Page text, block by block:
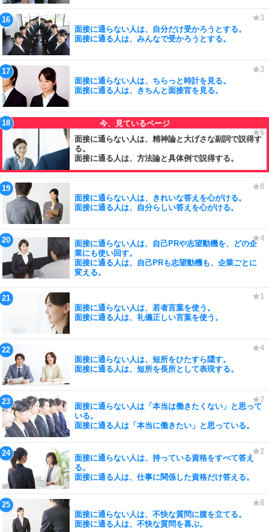
面接に通らない人は、自分だけ受かろうとする。
面接に通る人は、みんなで受かろうとする。
面接に通らない人は、ちらっと時計を見る。
面接に通る人は、きちんと面接官を見る。
面接に通らない人は、精神論と大げさな副詞で説得す
る。
面接に通る人は、方法論と具体例で説得する。
面接に通らない人は、きれいな答えを心がける。
面接に通る人は、自分らしい答えを心がける。
面接に通らない人は、自己PRや志望動機を、どの企
業にも使い回す。
面接に通る人は、自己PRも志望動機も、企業ごとに
変える。
面接に通らない人は、若者言葉を使う。
面接に通る人は、礼儀正しい言葉を使う。
面接に通らない人は、短所をひたすら隠す。
面接に通る人は、短所を長所として表現する。
面接に通らない人は「本当は働きたくない」と思って
いる。
面接に通る人は「本当に働きたい」と思っている。
面接に通らない人は、持っている資格をすべて答え
る。
面接に通る人は、仕事に関係した資格だけ答える。
面接に通らない人は、不快な質問に腹を立てる。
面接に通る人は、不快な質問を喜ぶ。